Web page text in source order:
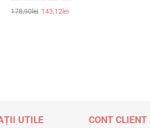
178,90lei 143,12 lei
UTILE CONT CLIENT